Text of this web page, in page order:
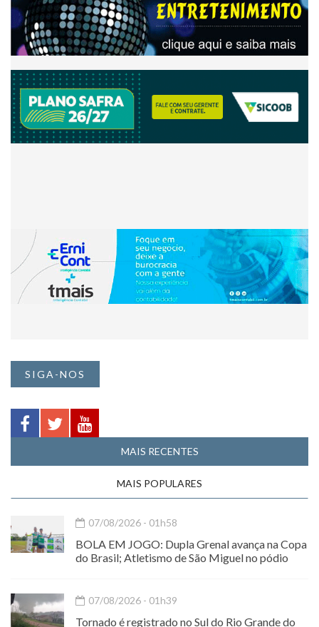
SIGA-NOS
MAIS RECENTES
MAIS POPULARES
07/08/2026 - 01h58
BOLA EM JOGO: Dupla Grenal avança na Copa
do Brasil; Atletismo de São Miguel no pódio
07/08/2026 - 01h39
Tornado é registrado no Sul do Rio Grande do